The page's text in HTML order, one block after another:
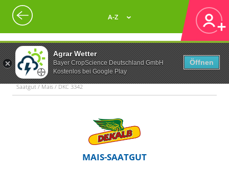
Agrar Wetter
Bayer CropScience Deutschland GmbH
Kostenlos bei Google Play
Öffnen
A-Z
Saatgut / Mais / DKC 3342
MAIS-SAATGUT